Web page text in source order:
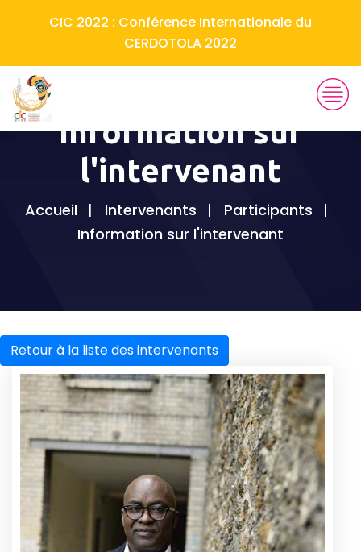
CIC 2022 : Conférence Internationale du
CERDOTOLA 2022
Information sur
l'intervenant
Accueil Intervenants
Participants
Information sur l'intervenant
Retour à la liste des intervenants